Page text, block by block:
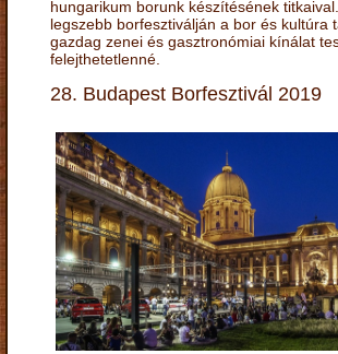
hungarikum borunk készítésének
legszebb borfesztiválján a bor és kultúra
gazdag zenei és gasztronómiai kínálat
felejthetetlenné.
28. Budapest Borfesztivál 2019